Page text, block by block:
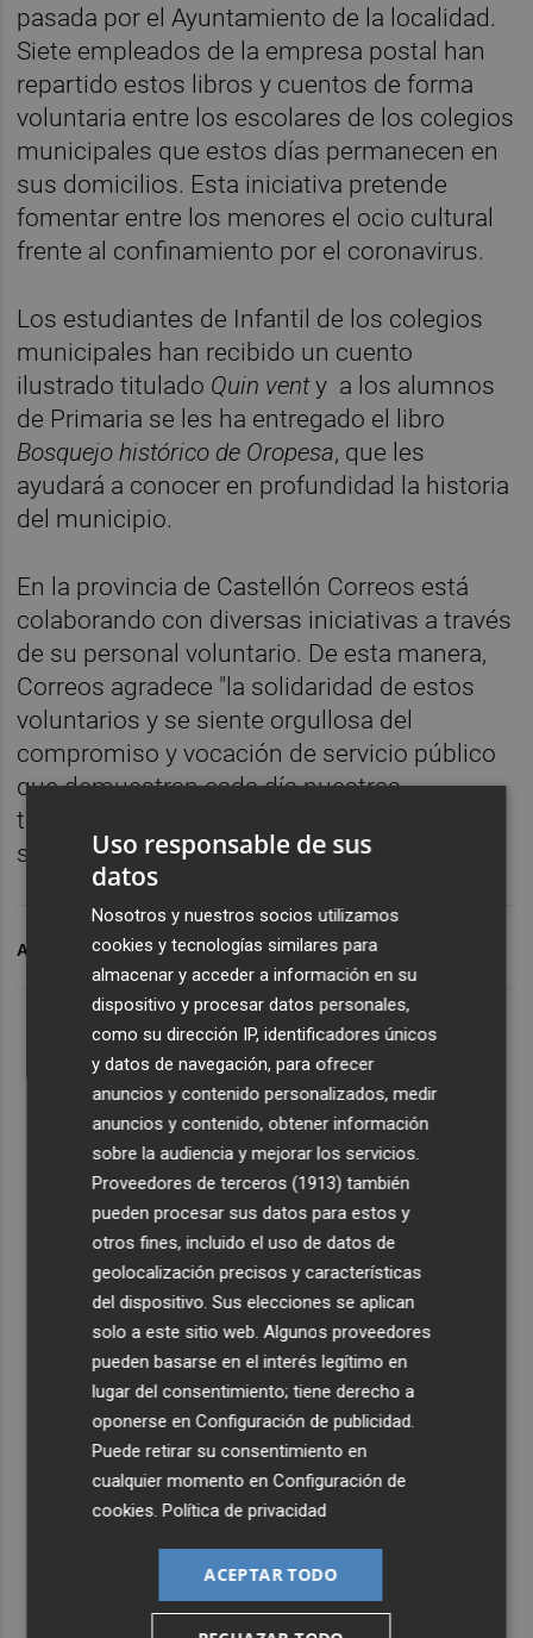
pasada por el Ayuntamiento de la localidad.
Siete empleados de la empresa postal han
repartido estos libros y cuentos de forma
voluntaria entre los escolares de los colegios
municipales que estos días permanecen en
sus domicilios. Esta iniciativa pretende
fomentar entre los menores el ocio cultural
frente al confinamiento por el coronavirus.
Los estudiantes de Infantil de los colegios
municipales han recibido un cuento
ilustrado titulado Quin venty a los alumnos
de Primaria se les ha entregado el libro
Bosquejo histórico de Oropesa, que les
ayudará a conocer en profundidad la historia
del municipio.
En la provincia de Castellón Correos está
colaborando con diversas iniciativas a través
de su personal voluntario. De esta manera,
Correos agradece "la solidaridad de estos
voluntarios y se siente orgullosa del
compromiso y vocación de servicio público
que demuestran cada día nuestras
trabajadoras y trabajadores cuando la
sociedad española más los necesita".
ARCHIVADO EN CORREOS OROPESA DEL MAR
Uso responsable de sus
datos
Nosotros y nuestros socios utilizamos
cookies y tecnologías similares para
almacenar y acceder a información en su
dispositivo y procesar datos personales,
como su dirección IP, identificadores únicos
y datos de navegación, para ofrecer
anuncios y contenido personalizados, medir
anuncios y contenido, obtener información
sobre la audiencia y mejorar los servicios.
Proveedores de terceros (1913) también
pueden procesar sus datos para estos y
otros fines, incluido el uso de datos de
geolocalización precisos y características
del dispositivo. Sus elecciones se aplican
solo a este sitio web. Algunos proveedores
pueden basarse en el interés legítimo en
lugar del consentimiento; tiene derecho a
oponerse enConfiguración de publicidad.
Puede retirar su consentimiento en
cualquier momento enConfiguración de
cookies.Política de privacidad
ACEPTAR TODO